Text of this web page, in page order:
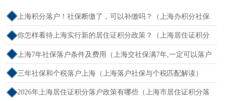
上海积分落户！社保断缴了，可以补缴吗？（上海办积分社保
断交需要重新计算吗）
你怎样看待上海实行新的居住证积分政策？（上海居住证积分
新规）
上海7年社保落户条件及费用（上海交社保满7年,一定可以落户
吗？）
三年社保和个税落户上海（上海落户社保与个税匹配解读）
2026年上海居住证积分落户政策有哪些（上海市居住证积分落